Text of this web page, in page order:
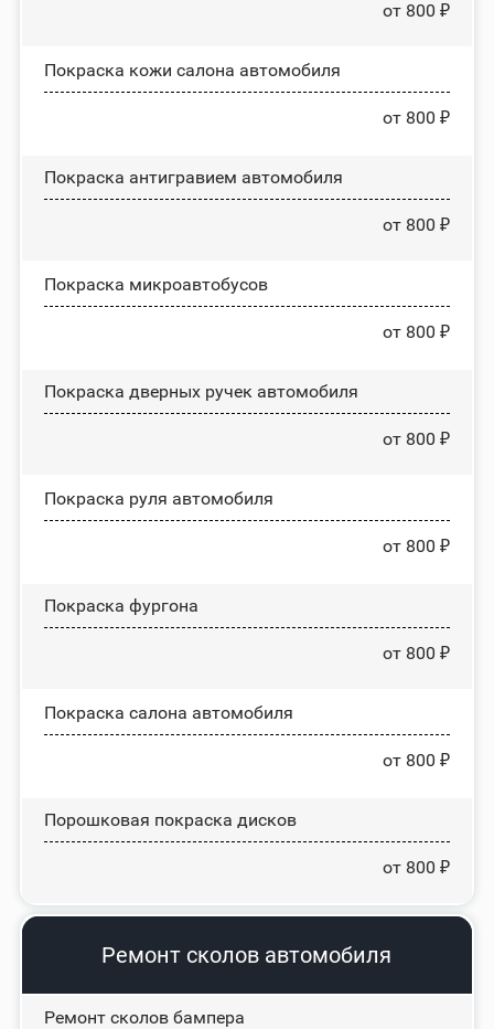
от 800 ₽
Покраска кожи салона автомобиля
от 800 ₽
Покраска антигравием автомобиля
от 800 ₽
Покраска микроавтобусов
от 800 ₽
Покраска дверных ручек автомобиля
от 800 ₽
Покраска руля автомобиля
от 800 ₽
Покраска фургона
от 800 ₽
Покраска салона автомобиля
от 800 ₽
Порошковая покраска дисков
от 800 ₽
Ремонт сколов автомобиля
Ремонт сколов бампера